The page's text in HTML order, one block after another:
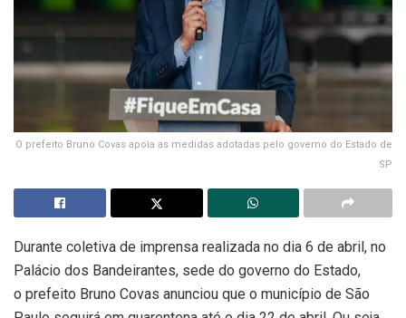
O prefeito Bruno Covas apoia as medidas adotadas pelo governo do Estado de
SP
Durante coletiva de imprensa realizada no dia 6 de abril, no
Palácio dos Bandeirantes, sede do governo do Estado,
o prefeito Bruno Covas anunciou que o município de São